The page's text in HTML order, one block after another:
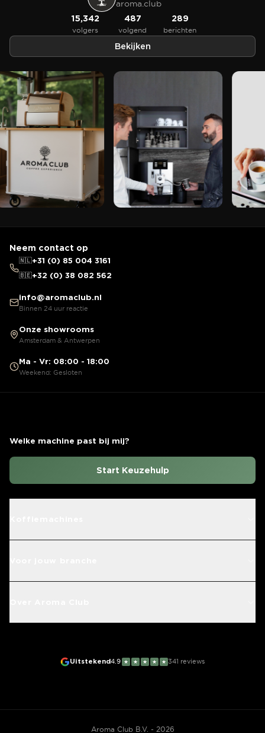
aroma.club
15,342
volgers
487
volgend
289
berichten
Bekijken
Neem contact op
🇳🇱+31 (0) 85 004 3161
🇧🇪+32 (0) 38 082 562
info@aromaclub.nl
Binnen 24 uur reactie
Onze showrooms
Amsterdam & Antwerpen
Ma - Vr: 08:00 - 18:00
Weekend: Gesloten
Welke machine past bij mij?
Start Keuzehulp
Uitstekend4.9 ★ ★ ★ ★ ★ 341 reviews
Aroma Club B.V. - 2026